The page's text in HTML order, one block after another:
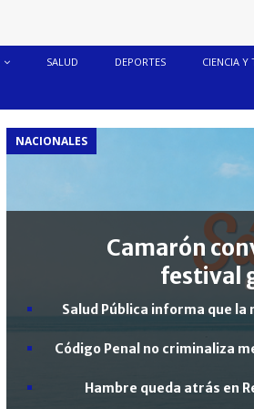
SALUD DEPORTES CIENCIA Y
NACIONALES
Camarón
festival
Salud Pública informa que la
Código Penal no criminaliza
Hambre queda atrás en